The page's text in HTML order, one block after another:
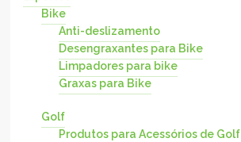
Bike
Anti-deslizamento
Desengraxantes para Bike
Limpadores para bike
Graxas para Bike
Golf
Produtos para Acessórios de Golf